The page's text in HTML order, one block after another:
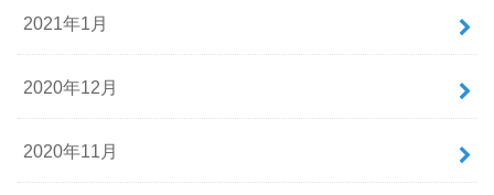
2021年1月
2020年12月
2020年11月